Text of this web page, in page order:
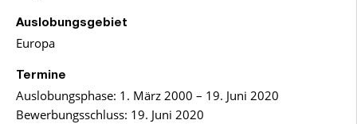
Auslobungsgebiet
Europa
Termine
Auslobungsphase: 1. März 2000 – 19. Juni 2020
Bewerbungsschluss: 19. Juni 2020